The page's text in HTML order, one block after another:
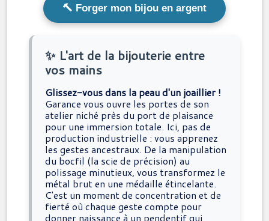
🔨 Forger mon bijou en argent
✨ L'art de la bijouterie entre
vos mains
Glissez-vous dans la peau d'un joaillier !
Garance vous ouvre les portes de son
atelier niché près du port de plaisance
pour une immersion totale. Ici, pas de
production industrielle : vous apprenez
les gestes ancestraux. De la manipulation
du bocfil (la scie de précision) au
polissage minutieux, vous transformez le
métal brut en une médaille étincelante.
C'est un moment de concentration et de
fierté où chaque geste compte pour
donner naissance à un pendentif qui